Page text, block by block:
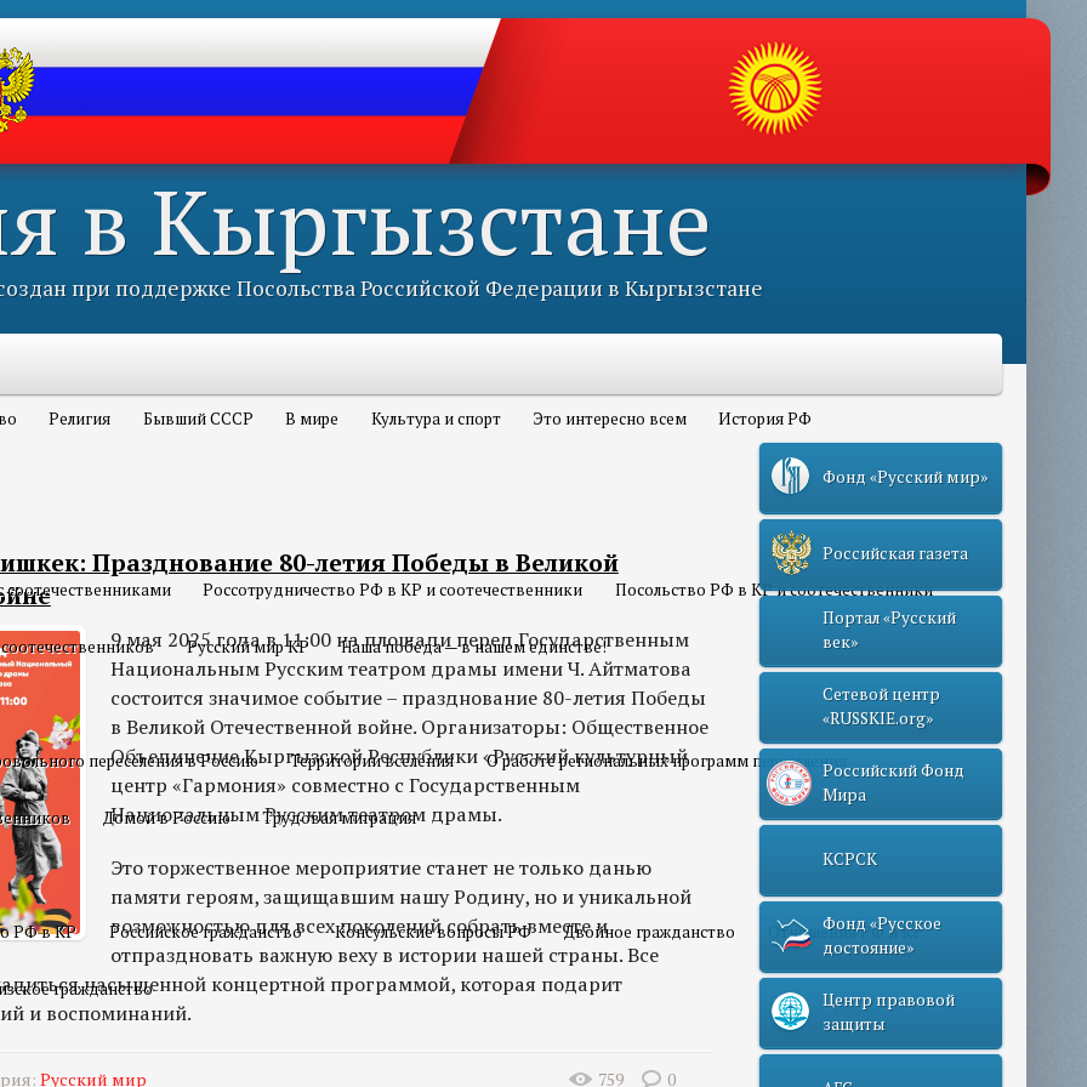
в Кыргызстане
при поддержке Посольства Российской Федерации в Кыргызстане
Религия Бывший СССР В мире Культура и спорт Это интересно всем История РФ
соотечественниками Россотрудничество РФ в КР и соотечественники Посольство РФ в КР и соотечественники
Русский мир КР Наша победа — в нашем единстве!
переселения в Россию Территории вселения О работе региональных программ переселения
Домой в Россию Трудовая миграция
РФ в КР Российское гражданство Консульские вопросы РФ Двойное гражданство Отношения РФ и КР
гражданство
Празднование 80-летия Победы в Великой
9 мая 2025 года в 11:00 на площади перед Государственным
Национальным Русским театром драмы имени Ч. Айтматова
состоится значимое событие – празднование 80-летия Победы
в Великой Отечественной войне. Организаторы: Общественное
Объединение Кыргызской Республики «Русский культурный
центр «Гармония» совместно с Государственным
Национальным Русским театром драмы.
Это торжественное мероприятие станет не только данью
памяти героям, защищавшим нашу Родину, но и уникальной
возможностью для всех поколений собрать вместе и
отпраздновать важную веху в истории нашей страны. Все
насыщенной концертной программой, которая подарит
и воспоминаний.
Русский мир 759 0
Фонд «Русский мир»
Российская газета
Портал «Русский
век»
Сетевой центр
«RUSSKIE.org»
Российский Фонд
Мира
КСРСК
Фонд «Русское
достояние»
Центр правовой
защиты